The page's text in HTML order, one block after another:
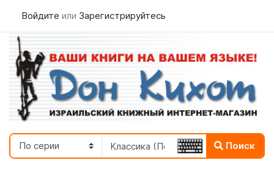
Войдите или Зарегистрируйтесь
Поиск